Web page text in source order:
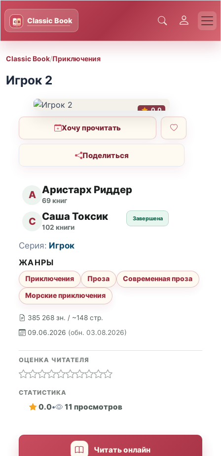
Classic Book/Приключения
Игрок 2
0.0
Хочу прочитать
Поделиться
А Аристарх Риддер
69 книг
С Саша Токсик
102 книги
Завершена
385 268 зн. / ~148 стр.
09.06.2026 (обн. 03.08.2026)
Серия: Игрок
ЖАНРЫ
Приключения Проза
Современная проза
Морские приключения
ОЦЕНКА ЧИТАТЕЛЯ
СТАТИСТИКА
0.0• 11 просмотров
Читать онлайн